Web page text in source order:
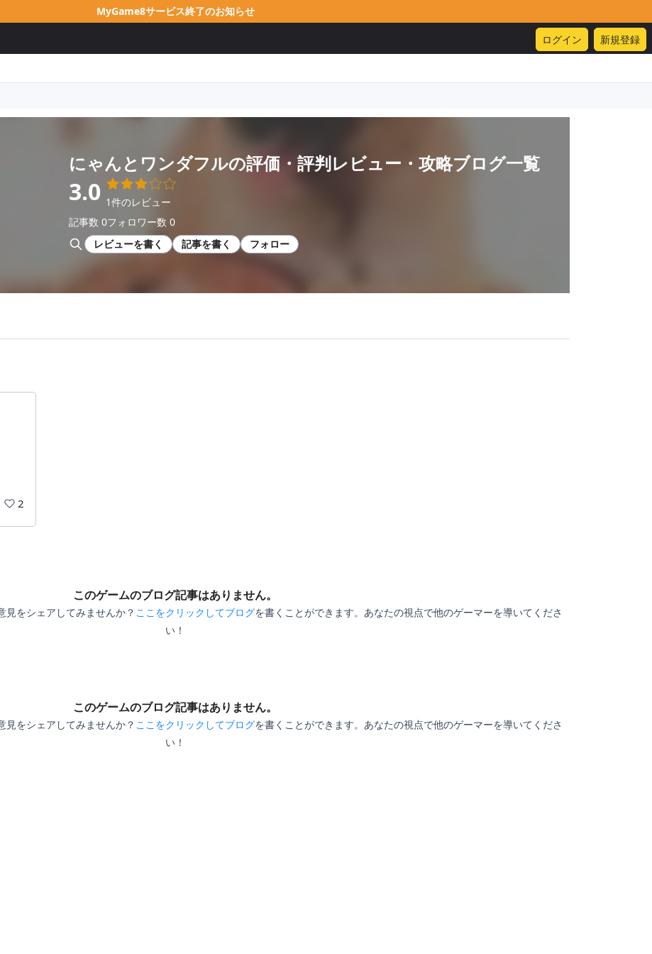
MyGame8サービス終了のお知らせ
ログイン 新規登録
にゃんとワンダフルの評価・評判レビュー・攻略ブログ一覧
3.0 1件のレビュー
記事数 0フォロワー数 0
レビューを書く
記事を書く フォロー
2
このゲームのブログ記事はありません。
をシェアしてみませんか？ ここをクリックしてブログを書くことができます。あなたの視点で他のゲーマーを導いてくださ
い！
このゲームのブログ記事はありません。
をシェアしてみませんか？ ここをクリックしてブログを書くことができます。あなたの視点で他のゲーマーを導いてくださ
い！